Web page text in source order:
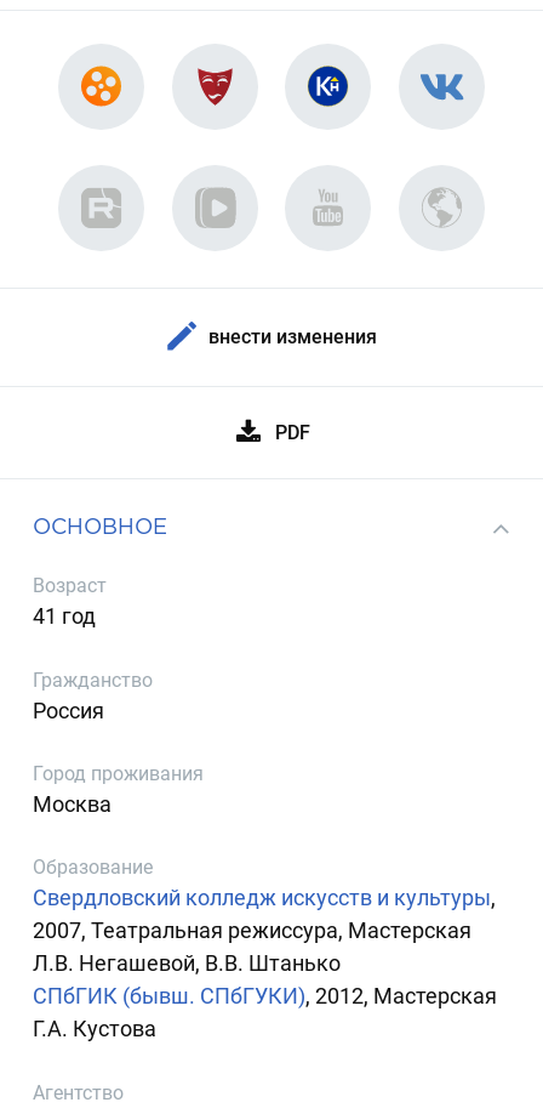
внести изменения
PDF
ОСНОВНОЕ
Возраст
41 год
Гражданство
Россия
Город проживания
Москва
Образование
Свердловский колледж искусств и культуры,
2007, Театральная режиссура, Мастерская
Л.В. Негашевой, В.В. Штанько
СПбГИК (бывш. СПбГУКИ), 2012, Мастерская
Г.А. Кустова
Агентство